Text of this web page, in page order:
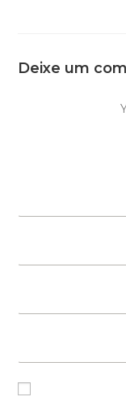
Deixe um